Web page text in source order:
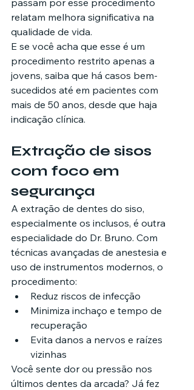
passam por esse procedimento
relatam melhora significativa na
qualidade de vida.
E se você acha que esse é um
procedimento restrito apenas a
jovens, saiba que há casos bem-
sucedidos até em pacientes com
mais de 50 anos, desde que haja
indicação clínica.
Extração de sisos
com foco em
segurança
A extração de dentes do siso,
especialmente os inclusos, é outra
especialidade do Dr. Bruno. Com
técnicas avançadas de anestesia e
uso de instrumentos modernos, o
procedimento:
Reduz riscos de infecção
Minimiza inchaço e tempo de
recuperação
Evita danos a nervos e raízes
vizinhas
Você sente dor ou pressão nos
últimos dentes da arcada? Já fez